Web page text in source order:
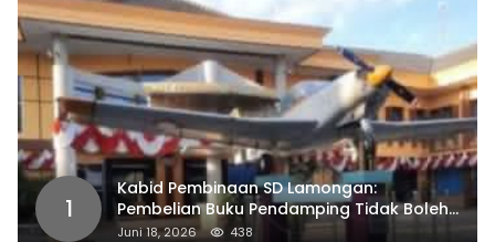
1
Kabid Pembinaan SD Lamongan:
Pembelian Buku Pendamping Tidak Boleh
Dipaksakan
Juni 18, 2026 438